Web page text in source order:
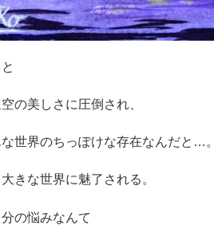
の美しさに圧倒され、
な世界のちっぽけな存在なんだと…
きな世界に魅了される。
の悩みなんて